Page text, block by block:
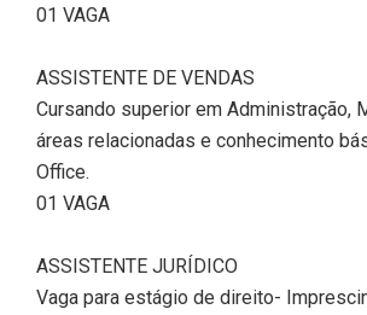
01 VAGA
ASSISTENTE DE VENDAS
Cursando superior em Administração,
áreas relacionadas e conhecimento
Office.
01 VAGA
ASSISTENTE JURÍDICO
Vaga para estágio de direito-